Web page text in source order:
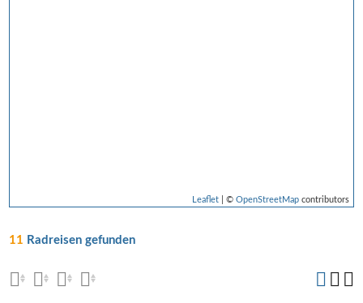
Leaflet| © OpenStreetMapcontributors
11 Radreisen gefunden